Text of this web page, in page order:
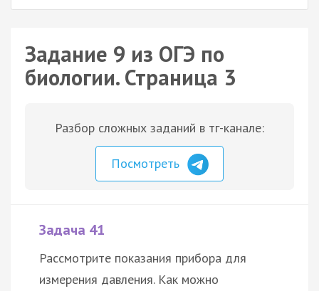
Задание 9 из ОГЭ по
биологии. Страница 3
Разбор сложных заданий в тг-канале:
Посмотреть
Задача 41
Рассмотрите показания прибора для
измерения давления. Как можно